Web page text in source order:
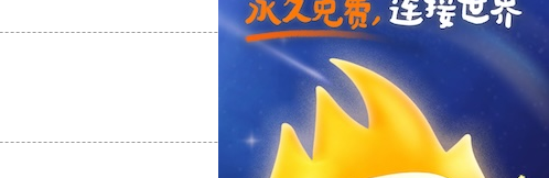
支持 [0] 反对[0]
支持[0] 反对